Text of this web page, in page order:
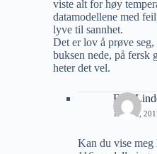
viste alt for høy
datamodellene med
lyve til sannhet.
Det er lov å prøve
buksen nede, på fersk
heter det vel.
Erik
16 MAI,
Kan du vise